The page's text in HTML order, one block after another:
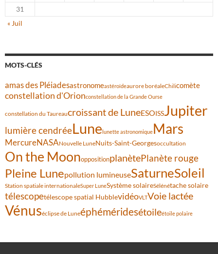
31
« Juil
MOTS-CLÉS
amas des Pléiadesastronomeastéroïdeaurore boréaleChilicomète
constellation d'Orionconstellation de la Grande Ourse
constellation du Taureaucroissant de LuneESOISSJupiter
lumière cendréeLune lunette astronomiqueMars
MercureNASANouvelle LuneNuits-Saint-Georgesoccultation
On the MoonoppositionplanètePlanète rouge
Pleine Lunepollution lumineuseSaturneSoleil
Station spatiale internationaleSuper LuneSystème solaireSélénétache solaire
télescopetélescope spatial HubblevidéoVLTVoie lactée
Vénuséclipse de Luneéphéméridesétoileétoile polaire